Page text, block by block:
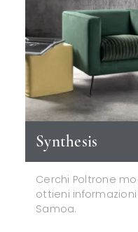
Synthesis
Cerchi Poltrone
ottieni
Samoa.